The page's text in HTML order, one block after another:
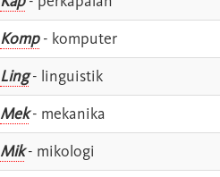
Komp- komputer
Ling- linguistik
Mek- mekanika
Mik- mikologi